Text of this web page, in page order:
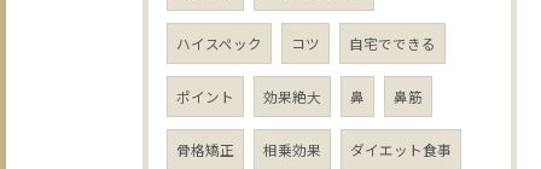
ハイスペック コツ 自宅でできる
ポイント 効果絶大 鼻 鼻筋
骨格矯正 相乗効果 ダイエット食事